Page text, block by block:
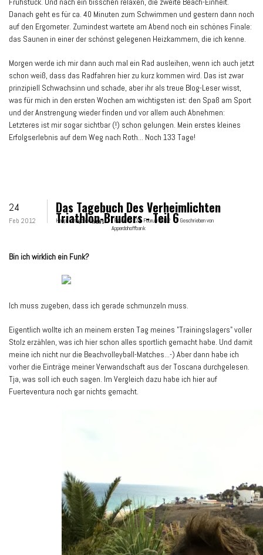
Danach geht es für ca. 40 Minuten zum Schwimmen und gestern dann noch
auf den Ergometer. Zumindest wartete am Abend noch ein schönes Finale:
das Saunen in einer der schönst gelegenen Heizkammern, die ich kenne.
Morgen werde ich mir dann auch mal ein Rad ausleihen, wenn ich auch jetzt
schon weiß, dass das Radfahren hier zu kurz kommen wird. Das ist zwar
prinzipiell Schwachsinn und schade, aber ihr als treue Blog-Leser wisst,
was für mich in den ersten Wochen am wichtigsten ist: den Spaß am Sport
und der Anstrengung wieder finden und vor allem auch Abnehmen:
Letzteres ist mir sogar sichtbar (!) schon gelungen. Mein erstes kleines
Erfolgserlebnis auf dem Weg nach Roth... Noch 133 Tage!
24
Feb 2012
Das Tagebuch Des Verheimlichten
Triathlon-Bruders - Teil 6
Hauptkategorie: News Erstellt: 24. Februar 2012
Geschrieben von
Apperdohoffbank
Bin ich wirklich ein Funk?
Ich muss zugeben, dass ich gerade schmunzeln muss.
Eigentlich wollte ich an meinem ersten Tag meines "Trainingslagers" voller
Stolz erzählen, was ich hier schon alles sportlich gemacht habe. Und damit
meine ich nicht nur die Beachvolleyball-Matches...-) Aber dann habe ich
vorher die Einträge meiner Verwandschaft aus der Toscana durchgelesen.
Tja, was soll ich euch sagen. Im Vergleich dazu habe ich hier auf
Fuerteventura noch gar nichts gemacht.